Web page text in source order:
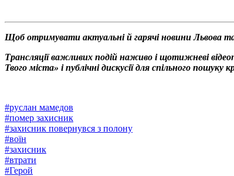
Щоб отримувати актуальні й гарячі новини Львова
Трансляції важливих подій наживо і щотижневі
Твого міста» і публічні дискусії для спільного
#руслан мамедов
#помер захисник
#захисник повернувся з полону
#воїн
#захисник
#втрати
#Герой